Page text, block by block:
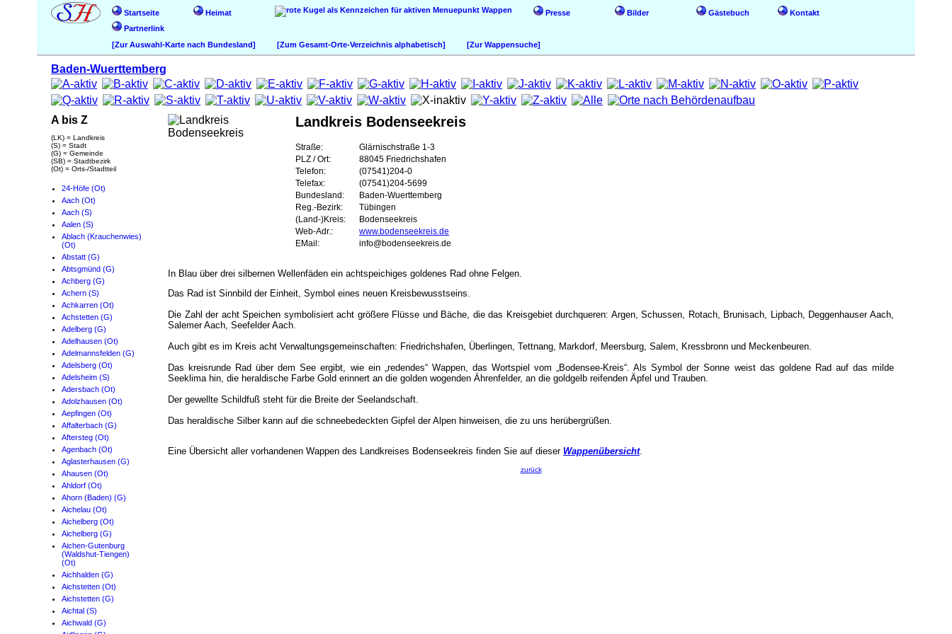
Startseite Heimat Wappen Presse Bilder Gästebuch
Kontakt
Partnerlink
[Zur Auswahl-Karte nach Bundesland]
[Zum Gesamt-Orte-Verzeichnis alphabetisch] [Zur Wappensuche]
Baden-Wuerttemberg
A bis Z
(LK) = Landkreis
(S) = Stadt
(G) = Gemeinde
(SB) = Stadtbezirk
(Ot) = Orts-/Stadtteil
24-Höfe (Ot)
Aach (Ot)
Aach (S)
Aalen (S)
Ablach (Krauchenwies)
(Ot)
Abstatt (G)
Abtsgmünd (G)
Achberg (G)
Achern (S)
Achkarren (Ot)
Achstetten (G)
Adelberg (G)
Adelhausen (Ot)
Adelmannsfelden (G)
Adelsberg (Ot)
Adelsheim (S)
Adersbach (Ot)
Adolzhausen (Ot)
Aepfingen (Ot)
Affalterbach (G)
Aftersteg (Ot)
Agenbach (Ot)
Aglasterhausen (G)
Ahausen (Ot)
Ahldorf (Ot)
Ahorn (Baden) (G)
Aichelau (Ot)
Aichelberg (Ot)
Aichelberg (G)
Aichen-Gutenburg
(Waldshut-Tiengen)
(Ot)
Aichhalden (G)
Aichstetten (Ot)
Aichstetten (G)
Aichtal (S)
Aichwald (G)
Landkreis Bodenseekreis
Straße:
Glärnischstraße 1-3
PLZ / Ort:
88045 Friedrichshafen
Telefon:
(07541)204-0
Telefax:
(07541)204-5699
Bundesland:
Baden-Wuerttemberg
Reg.-Bezirk:
Tübingen
(Land-)Kreis:
Bodenseekreis
Web-Adr.:
www.bodenseekreis.de
EMail:
info@bodenseekreis.de
In Blau über drei silbernen Wellenfäden ein achtspeichiges goldenes Rad ohne Felgen.
Das Rad ist Sinnbild der Einheit, Symbol eines neuen Kreisbewusstseins.
Die Zahl der acht Speichen symbolisiert acht größere Flüsse und Bäche, die das Kreisgebiet durchqueren: Argen, Schussen, Rotach, Brunisach, Lipbach, Deggenhauser Aach,
Salemer Aach, Seefelder Aach.
Auch gibt es im Kreis acht Verwaltungsgemeinschaften: Friedrichshafen, Überlingen, Tettnang, Markdorf, Meersburg, Salem, Kressbronn und Meckenbeuren.
Das kreisrunde Rad über dem See ergibt, wie ein „redendes“ Wappen, das Wortspiel vom „Bodensee-Kreis“. Als Symbol der Sonne weist das goldene Rad auf das milde
Seeklima hin, die heraldische Farbe Gold erinnert an die golden wogenden Ährenfelder, an die goldgelb reifenden Äpfel und Trauben.
Der gewellte Schildfuß steht für die Breite der Seelandschaft.
Das heraldische Silber kann auf die schneebedeckten Gipfel der Alpen hinweisen, die zu uns herübergrüßen.
Eine Übersicht aller vorhandenen Wappen des Landkreises Bodenseekreis finden Sie auf dieser Wappenübersicht.
zurück